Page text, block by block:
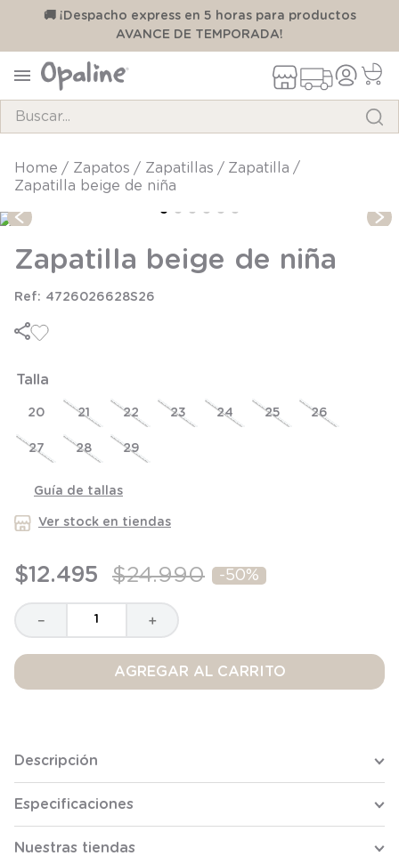
🚚 ¡Despacho express en 5 horas para productos
AVANCE DE TEMPORADA!
zapatos zapatillas
zapatilla
Zapatilla beige de niña
Zapatilla beige de niña
4726026628S26
Talla
20 21 22 23 24 25 26
27 28 29
Guía de tallas
Ver stock en tiendas
$12.495 $24.990 -50%
＋
－
AGREGAR AL CARRITO
Descripción
Especificaciones
Nuestras tiendas
TÉRMINOS MÁS BUSCADOS
1
3.
zapatillas
4.
body
5.
7.
8.
saco
9.
saco dormir